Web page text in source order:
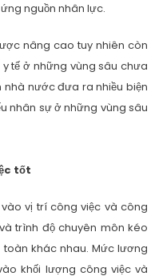
nguồn nhân lực.
nâng cao tuy nhiên còn
tế ở những vùng sâu chưa
nhà nước đưa ra nhiều biện
nhân sự ở những vùng sâu
tốt
vị trí công việc và công
trình độ chuyên môn kéo
khác nhau. Mức lương
khối lượng công việc và